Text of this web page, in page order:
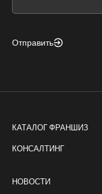
Отправить
КАТАЛОГ ФРАНШИЗ
КОНСАЛТИНГ
НОВОСТИ